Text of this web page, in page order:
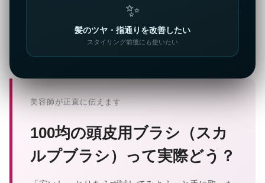
✨
髪のツヤ・指通りを改善したい
スタイリング前後にも使いたい
美容師が正直に伝えます
100均の頭皮用ブラシ（スカ
ルプブラシ）って実際どう？